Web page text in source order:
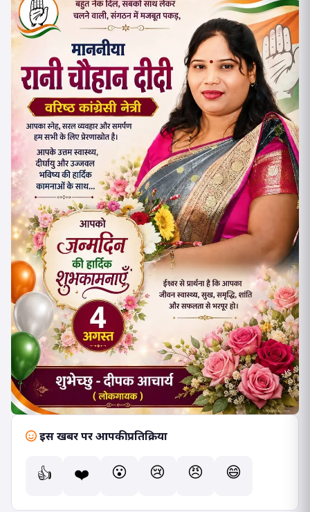
इस खबर पर आपकी प्रतिक्रिया
👍 ❤️ 😮 😢 😠 😄